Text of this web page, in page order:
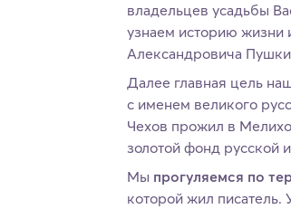
владельцев усадьбы
узнаем историю жизни
Александровича
Далее главная цель
с именем великого
Чехов прожил в
золотой фонд русской
Мы прогуляемся по
которой жил